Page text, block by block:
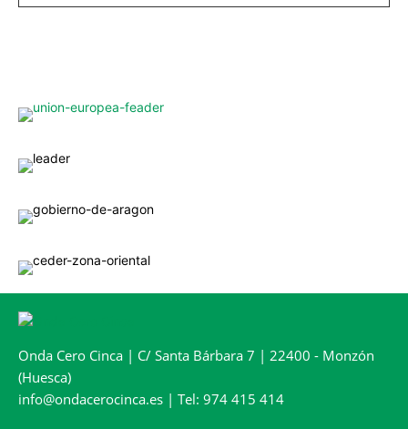
Onda Cero Cinca | C/ Santa Bárbara 7 | 22400 - Monzón
(Huesca)
info@ondacerocinca.es | Tel: 974 415 414